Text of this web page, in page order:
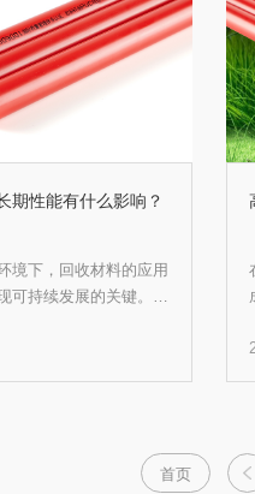
期性能有什么影响？
境下，回收材料的应用
可持续发展的关键。然
可预见的影响。
首页